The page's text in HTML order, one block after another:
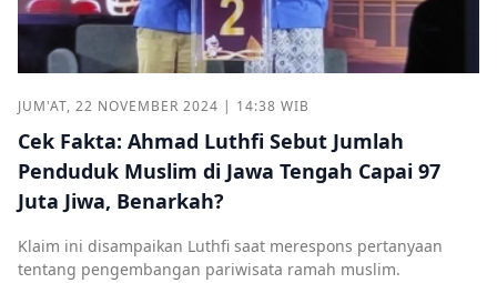
JUM'AT, 22 NOVEMBER 2024 | 14:38 WIB
Cek Fakta: Ahmad Luthfi Sebut Jumlah
Penduduk Muslim di Jawa Tengah Capai 97
Juta Jiwa, Benarkah?
Klaim ini disampaikan Luthfi saat merespons pertanyaan
tentang pengembangan pariwisata ramah muslim.